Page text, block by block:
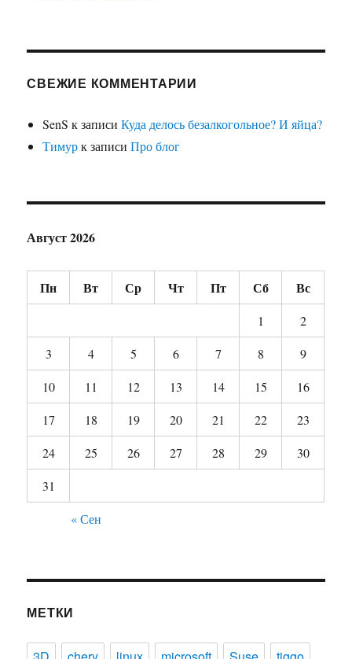
СВЕЖИЕ КОММЕНТАРИИ
SenS к записиКуда делось безалкогольное? И яйца?
Тимурк записиПро блог
Август 2026
Пн Вт Ср Чт Пт Сб Вс
1
2
3
4 5 6 7 8
9
10
11 12 13 14 15
16
17
18 19 20 21 22
23
24
25 26 27 28 29
30
31
« Сен
МЕТКИ